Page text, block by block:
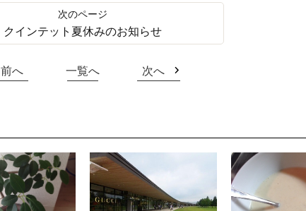
クインテット夏休みのお知らせ
前へ 一覧へ 次へ